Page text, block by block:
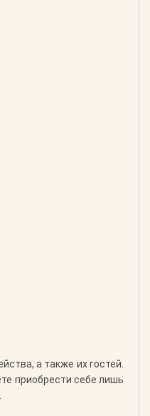
а также их гостей.
приобрести себе лишь